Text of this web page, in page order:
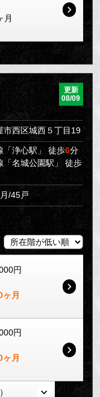
月
更新
08/09
市西区城西５丁目19
「浄心駅」 徒歩6分
「名城公園駅」 徒歩
/45戸
円
ヶ月
円
ヶ月